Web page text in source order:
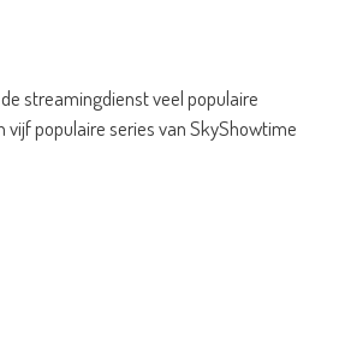
streamingdienst veel populaire
vijf populaire series van SkyShowtime